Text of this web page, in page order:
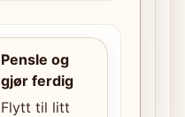
Pensle og
gjør ferdig
Flytt til litt